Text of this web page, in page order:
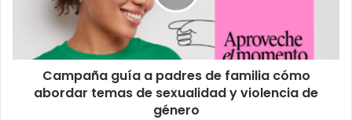
temas
sexualidad
Campaña guía a padres de familia cómo
abordar temas de sexualidad y violencia de
género